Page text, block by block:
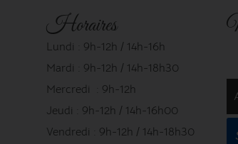
Horaires
Lundi : 9h-12h / 14h-16h
Mardi : 9h-12h / 14h-18h30
Mercredi : 9h-12h
Jeudi : 9h-12h / 14h-16h00
Vendredi : 9h-12h / 14h-18h30